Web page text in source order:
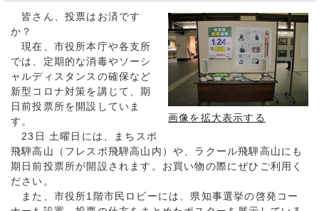
画像を拡大表示する
皆さん、投票はお済です
か？
現在、市役所本庁や各支所
では、定期的な消毒やソーシ
ャルディスタンスの確保など
新型コロナ対策を講じて、期
日前投票所を開設していま
す。
23日 土曜日には、まちスポ
飛騨高山（フレスポ飛騨高山内）や、ラクール飛騨高山にも
期日前投票所が開設されます。お買い物の際にぜひご利用く
ださい。
また、市役所1階市民ロビーには、県知事選挙の啓発コー